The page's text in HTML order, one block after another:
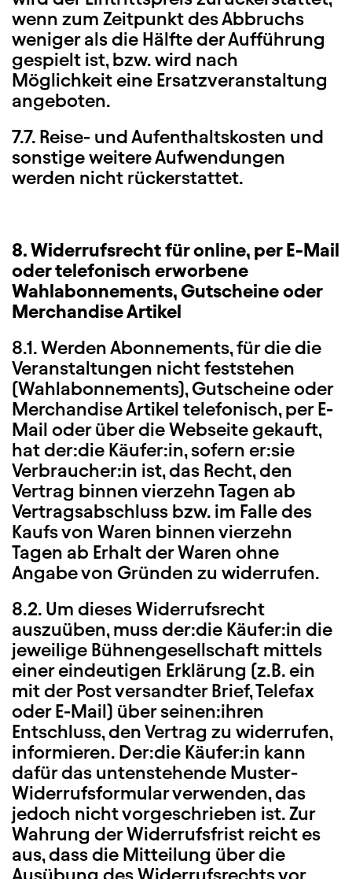
wenn zum Zeitpunkt des Abbruchs
weniger als die Hälfte der Aufführung
gespielt ist, bzw. wird nach
Möglichkeit eine Ersatzveranstaltung
angeboten.
7.7. Reise- und Aufenthaltskosten und
sonstige weitere Aufwendungen
werden nicht rückerstattet.
8. Widerrufsrecht für online, per E-Mail
oder telefonisch erworbene
Wahlabonnements, Gutscheine oder
Merchandise Artikel
8.1. Werden Abonnements, für die die
Veranstaltungen nicht feststehen
(Wahlabonnements), Gutscheine oder
Merchandise Artikel telefonisch, per E-
Mail oder über die Webseite gekauft,
hat der:die Käufer:in, sofern er:sie
Verbraucher:in ist, das Recht, den
Vertrag binnen vierzehn Tagen ab
Vertragsabschluss bzw. im Falle des
Kaufs von Waren binnen vierzehn
Tagen ab Erhalt der Waren ohne
Angabe von Gründen zu widerrufen.
8.2. Um dieses Widerrufsrecht
auszuüben, muss der:die Käufer:in die
jeweilige Bühnengesellschaft mittels
einer eindeutigen Erklärung (z.B. ein
mit der Post versandter Brief, Telefax
oder E-Mail) über seinen:ihren
Entschluss, den Vertrag zu widerrufen,
informieren. Der:die Käufer:in kann
dafür das untenstehende Muster-
Widerrufsformular verwenden, das
jedoch nicht vorgeschrieben ist. Zur
Wahrung der Widerrufsfrist reicht es
aus, dass die Mitteilung über die